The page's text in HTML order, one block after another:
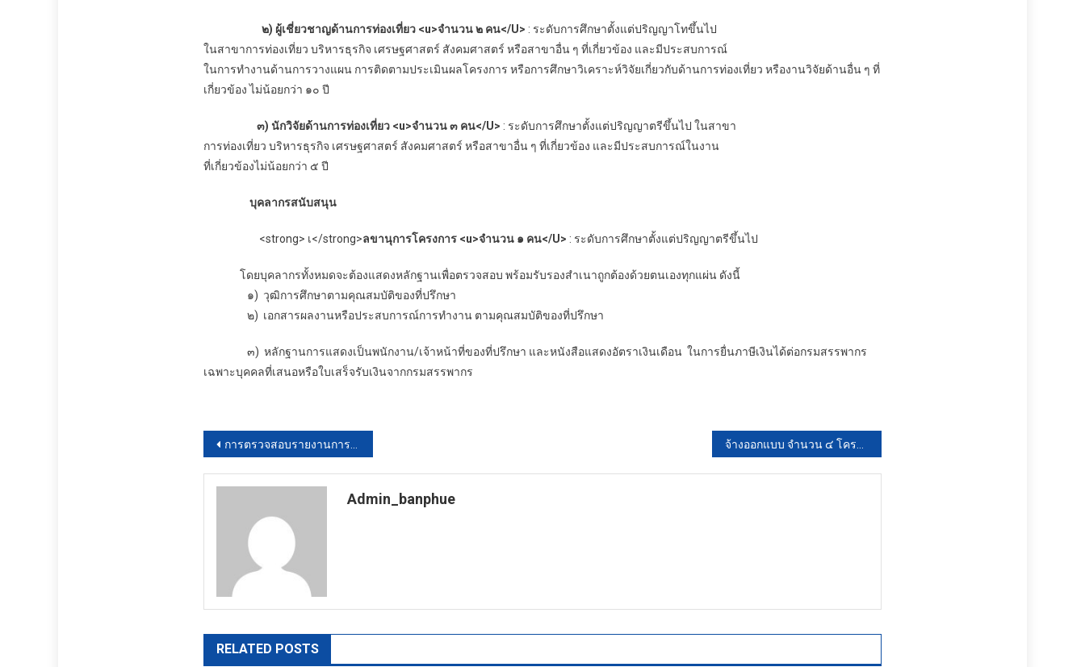
๒) ผู้เชี่ยวชาญด้านการท่องเที่ยว <u>จำนวน๒ คน</U> : ระดับการศึกษาตั้งแต่ปริญญาโทขึ้นไป
ในสาขาการท่องเที่ยว บริหารธุรกิจ เศรษฐศาสตร์ สังคมศาสตร์ หรือสาขาอื่น ๆ ที่เกี่ยวข้อง และมีประสบการณ์
ในการทำงานด้านการวางแผน การติดตามประเมินผลโครงการ หรือการศึกษาวิเคราะห์วิจัยเกี่ยวกับด้านการท่องเที่ยว หรืองานวิจัยด้านอื่น ๆ ที่
เกี่ยวข้อง ไม่น้อยกว่า ๑๐ ปี
๓) นักวิจัยด้านการท่องเที่ยว <u>จำนวน ๓ คน</U> : ระดับการศึกษาตั้งแต่ปริญญาตรีขึ้นไป ในสาขา
การท่องเที่ยว บริหารธุรกิจ เศรษฐศาสตร์ สังคมศาสตร์ หรือสาขาอื่น ๆ ที่เกี่ยวข้อง และมีประสบการณ์ในงาน
ที่เกี่ยวข้องไม่น้อยกว่า ๕ ปี
บุคลากรสนับสนุน
<strong> เ</strong>ลขานุการโครงการ <u>จำนวน ๑ คน</U> : ระดับการศึกษาตั้งแต่ปริญญาตรีขึ้นไป
โดยบุคลากรทั้งหมดจะต้องแสดงหลักฐานเพื่อตรวจสอบ พร้อมรับรองสำเนาถูกต้องด้วยตนเองทุกแผ่น ดังนี้
๑) วุฒิการศึกษาตามคุณสมบัติของที่ปรึกษา
๒) เอกสารผลงานหรือประสบการณ์การทำงาน ตามคุณสมบัติของที่ปรึกษา
๓) หลักฐานการแสดงเป็นพนักงาน/เจ้าหน้าที่ของที่ปรึกษา และหนังสือแสดงอัตราเงินเดือน ในการยื่นภาษีเงินได้ต่อกรมสรรพากร
เฉพาะบุคคลที่เสนอหรือใบเสร็จรับเงินจากกรมสรรพากร
แนะแนว
เรื่อง
การตรวจสอบรายงานการเงิน สำหรับปีสิ้นวันที่๓๐ กันยายน ๒๕๖๗
Admin_banphue
RELATED POSTS